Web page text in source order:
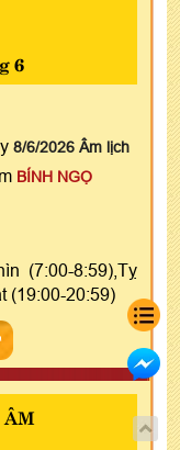
6
8/6/2026 Âm lịch
BÍNH NGỌ
(7:00-8:59),Tỵ
(19:00-20:59)